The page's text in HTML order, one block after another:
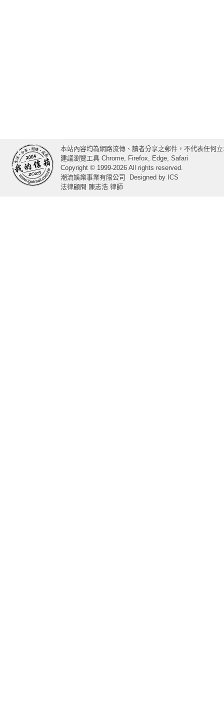
本站內容均為網路流傳、讀者分享之郵件，不代表任何
建議瀏覽工具 Chrome, Firefox, Edge, Safari
Copyright © 1999-2026 All rights reserved.
潮流娛樂事業有限公司
Designed by ICS
法律顧問 陳志浩 律師